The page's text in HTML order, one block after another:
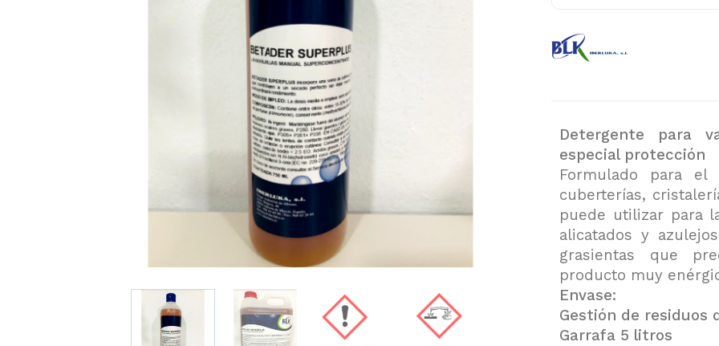
Detergente para
especial protección
Formulado para el
cuberterías,
puede utilizar para
alicatados y
grasientas que
producto muy
Envase:
Gestión de residuos
Garrafa 5 litros